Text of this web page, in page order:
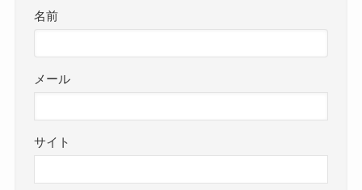
名前
メール
サイト